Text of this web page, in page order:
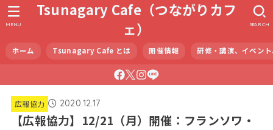
Tsunagary Cafe（つながりカフ
ェ）
ホーム Tsunagary Cafe とは 開催情報 研修・講演、イベン
SEARCH
MENU
広報協力 2020.12.17
【広報協力】12/21（月）開催：フランソワ・